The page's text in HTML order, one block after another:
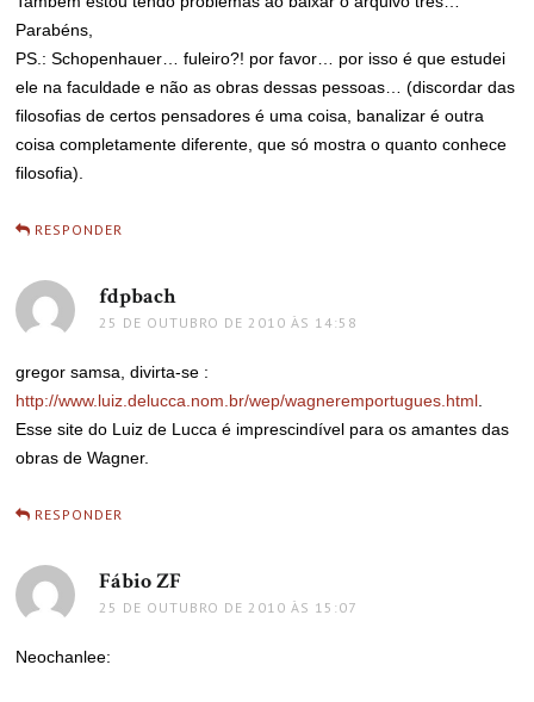
Parabéns,
PS.: Schopenhauer… fuleiro?! por favor… por isso é que estudei
ele na faculdade e não as obras dessas pessoas… (discordar das
filosofias de certos pensadores é uma coisa, banalizar é outra
coisa completamente diferente, que só mostra o quanto conhece
filosofia).
RESPONDER
fdpbachdisse:
25 DE OUTUBRO DE 2010 ÀS 14:58
gregor samsa, divirta-se :
http://www.luiz.delucca.nom.br/wep/wagneremportugues.html
Esse site do Luiz de Lucca é imprescindível para os amantes das
obras de Wagner.
RESPONDER
Fábio ZF
25 DE OUTUBRO DE 2010 ÀS 15:07
Neochanlee: